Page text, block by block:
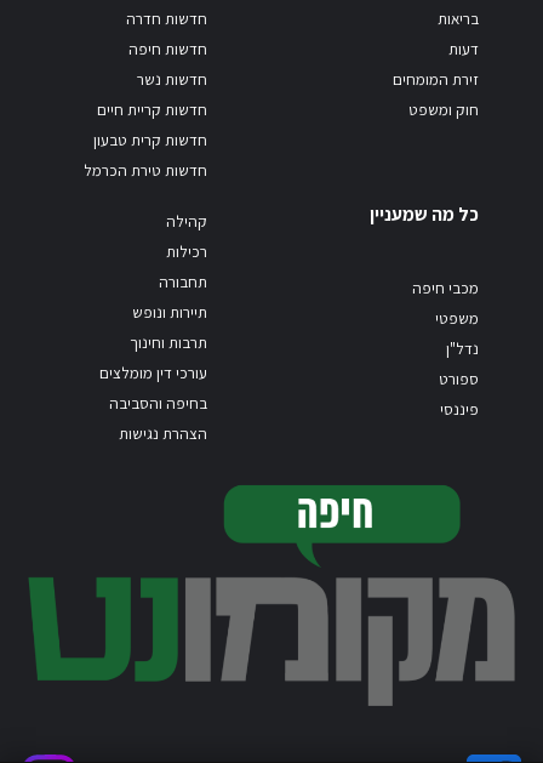
בריאות
דעות
זירת המומחים
חוק ומשפט
חדשות חדרה
חדשות חיפה
חדשות נשר
חדשות קריית חיים
חדשות קרית טבעון
חדשות טירת הכרמל
כל מה שמעניין
מכבי חיפה
משפטי
נדל"ן
ספורט
פיננסי
קהילה
רכילות
תחבורה
תיירות ונופש
תרבות וחינוך
עורכי דין מומלצים
בחיפה והסביבה
הצהרת נגישות